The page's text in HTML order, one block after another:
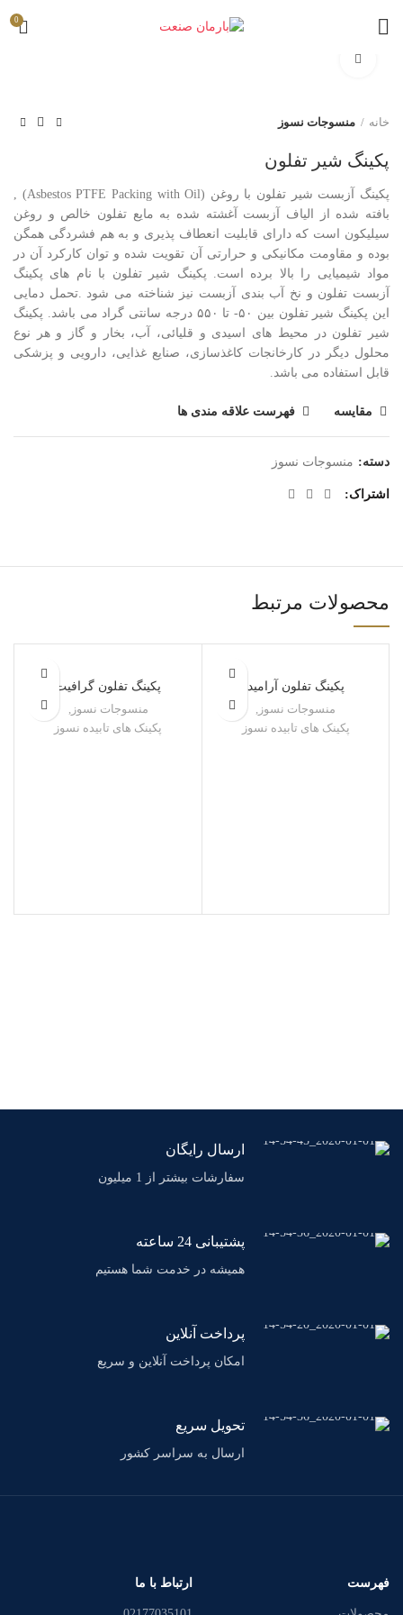
0
خانه منسوجات نسوز
پکینگ شیر تفلون
پکینگ آزبست شیر تفلون با روغن (Asbestos PTFE Packing with Oil) ,
بافته شده از الیاف آزبست آغشته شده به مایع تفلون خالص و روغن
سیلیکون است که دارای قابلیت انعطاف پذیری و به هم فشردگی همگن
بوده و مقاومت مکانیکی و حرارتی آن تقویت شده و توان کارکرد آن در
مواد شیمیایی را بالا برده است. پکینگ شیر تفلون با نام های پکینگ
آزبست تفلون و نخ آب بندی آزبست نیز شناخته می شود .تحمل دمایی
این پکینگ شیر تفلون بین ۵۰- تا ۵۵۰ درجه سانتی گراد می باشد. پکینگ
شیر تفلون در محیط های اسیدی و قلیائی، آب، بخار و گاز و هر نوع
محلول دیگر در کارخانجات کاغذسازی، صنایع غذایی، دارویی و پزشکی
قابل استفاده می باشد.
مقایسه فهرست علاقه مندی ها
دسته: منسوجات نسوز
اشتراک
محصولات مرتبط
پکینگ تفلون آرامید
منسوجات نسوز ,
پکینک های تابیده نسوز
پکینگ تفلون گرافیت
منسوجات نسوز,
پکینک های تابیده نسوز
ارسال رایگان
سفارشات بیشتر از 1 میلیون
پشتیبانی 24 ساعته
همیشه در خدمت شما هستیم
پرداخت آنلاین
امکان پرداخت آنلاین و سریع
تحویل سریع
ارسال به سراسر کشور
فهرست ارتباط با ما